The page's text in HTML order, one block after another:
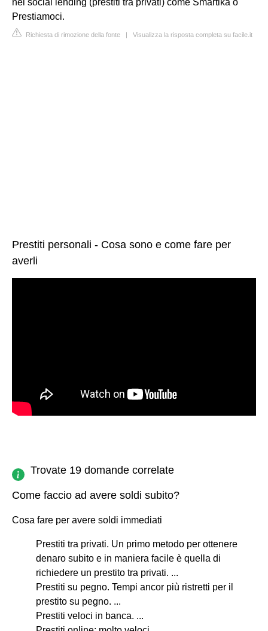
nel social lending (prestiti tra privati) come Smartika o
Prestiamoci.
Richiesta di rimozione della fonte | Visualizza la risposta completa su facile.it
Prestiti personali - Cosa sono e come fare per
averli
Trovate 19 domande correlate
Come faccio ad avere soldi subito?
Cosa fare per avere soldi immediati
Prestiti tra privati. Un primo metodo per ottenere
denaro subito e in maniera facile è quella di
richiedere un prestito tra privati. ...
Prestiti su pegno. Tempi ancor più ristretti per il
prestito su pegno. ...
Prestiti veloci in banca. ...